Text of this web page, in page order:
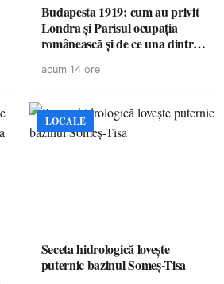
Budapesta 1919: cum au privit
Londra și Parisul ocupația
românească și de ce una dintre
României a devenit o
europeană ( partea a II-a)
acum 14 ore
LOCALE
Seceta hidrologică lovește
puternic bazinul Someș-Tisa